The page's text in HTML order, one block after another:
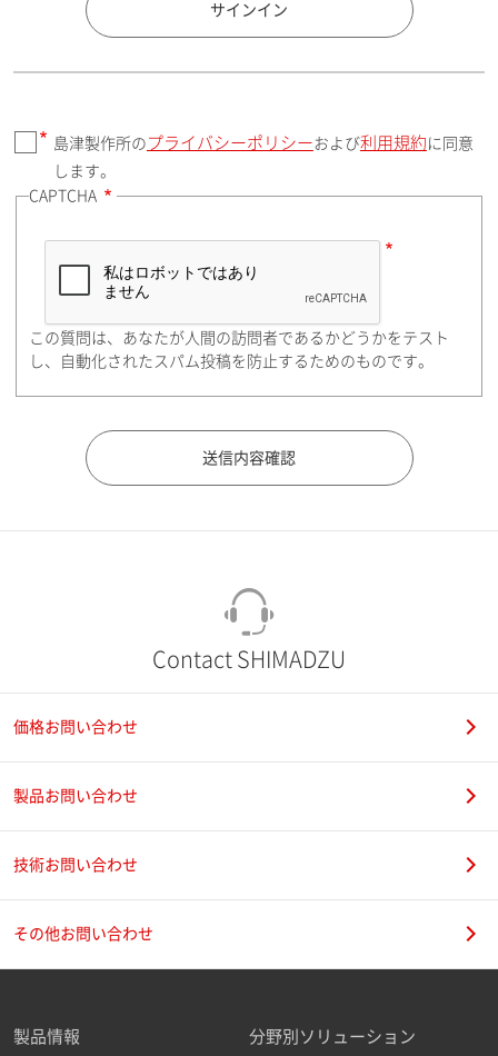
国 / エリア
郵便番号（勤務先）
住所検索
都道府県（勤務先）
ご勤務先
サインイン
島津製作所の プライバシーポリシー および利用規約 に同意
します。
CAPTCHA
この質問は、あなたが人間の訪問者であるかどうかをテスト
し、自動化されたスパム投稿を防止するためのものです。
Contact SHIMADZU
価格お問い合わせ
製品お問い合わせ
技術お問い合わせ
その他お問い合わせ
製品情報 分野別ソリューション